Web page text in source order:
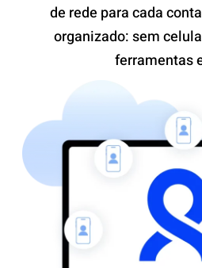
de rede para cada
organizado: sem
ferramentas